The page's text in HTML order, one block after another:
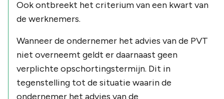
Ook ontbreekt het criterium van een kwart van
de werknemers.
Wanneer de ondernemer het advies van de PVT
niet overneemt geldt er daarnaast geen
verplichte opschortingstermijn. Dit in
tegenstelling tot de situatie waarin de
ondernemer het advies van de